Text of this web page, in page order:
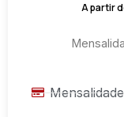
A partir